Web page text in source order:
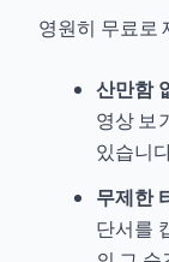
영원히 무료로
산만함
영상 보
있습니
무제한
단서를